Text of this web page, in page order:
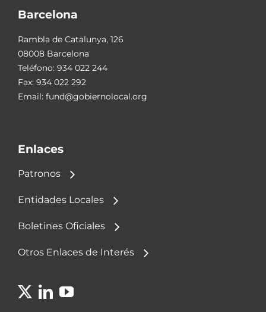
Barcelona
Rambla de Catalunya, 126
08008 Barcelona
Teléfono: 934 022 244
Fax: 934 022 292
Email: fund@gobiernolocal.org
Enlaces
Patronos
Entidades Locales
Boletines Oficiales
Otros Enlaces de Interés